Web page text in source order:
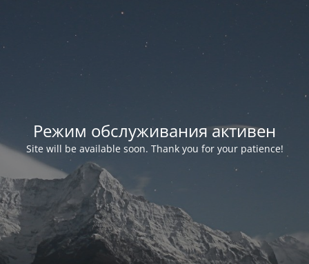
Режим обслуживания активен
Site will be available soon. Thank you for your patience!